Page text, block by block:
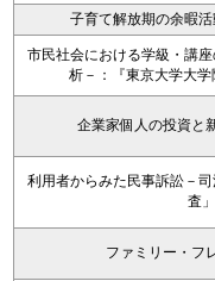
子育て解放期の余暇
市民社会における学級・講
析－：『東京大学大
企業家個人の投資と
利用者からみた民事訴訟－
査
ファミリー・フ